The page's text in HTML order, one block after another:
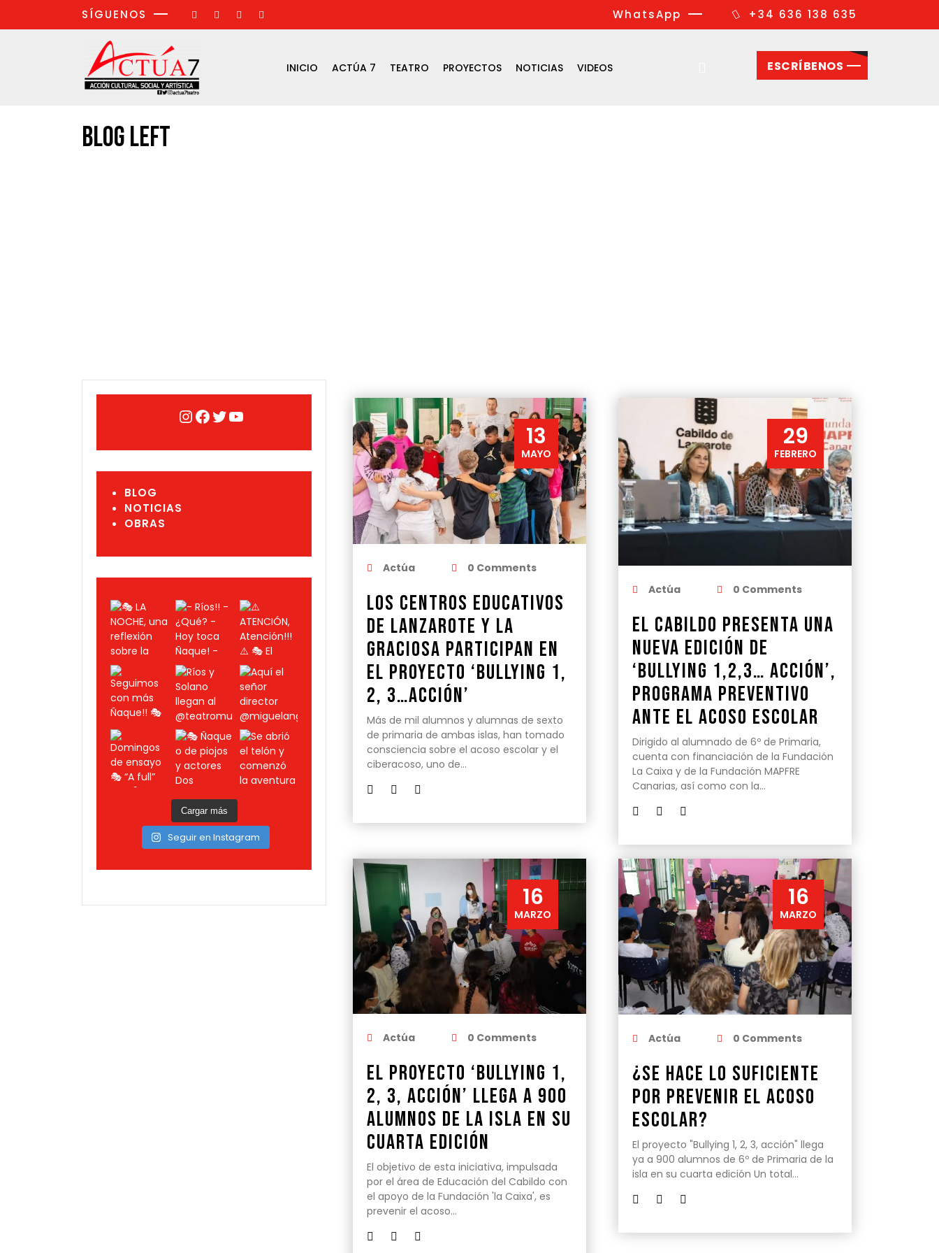
SÍGUENOS WhatsApp +34 636 138 635
INICIO ACTÚA 7 TEATRO PROYECTOS NOTICIAS VIDEOS ESCRÍBENOS
Blog Left
Instagram
Facebook
Twitter
YouTube
BLOG
NOTICIAS
OBRAS
Cargar más
Seguir en Instagram
13
MAYO
Actúa 0 Comments
Los centros educativos
de Lanzarote y La
Graciosa participan en
el proyecto ‘Bullying 1,
2, 3…acción’
Más de mil alumnos y alumnas de sexto
de primaria de ambas islas, han tomado
consciencia sobre el acoso escolar y el
ciberacoso, uno de…
29
FEBRERO
Actúa 0 Comments
El Cabildo presenta una
nueva edición de
‘Bullying 1,2,3… acción’,
programa preventivo
ante el acoso escolar
Dirigido al alumnado de 6º de Primaria,
cuenta con financiación de la Fundación
La Caixa y de la Fundación MAPFRE
Canarias, así como con la…
16
MARZO
Actúa 0 Comments
El proyecto ‘Bullying 1,
2, 3, acción’ llega a 900
alumnos de la Isla en su
cuarta edición
El objetivo de esta iniciativa, impulsada
por el área de Educación del Cabildo con
el apoyo de la Fundación 'la Caixa', es
prevenir el acoso…
16
MARZO
Actúa 0 Comments
¿Se hace lo suficiente
por prevenir el acoso
escolar?
El proyecto "Bullying 1, 2, 3, acción" llega
ya a 900 alumnos de 6º de Primaria de la
isla en su cuarta edición Un total…